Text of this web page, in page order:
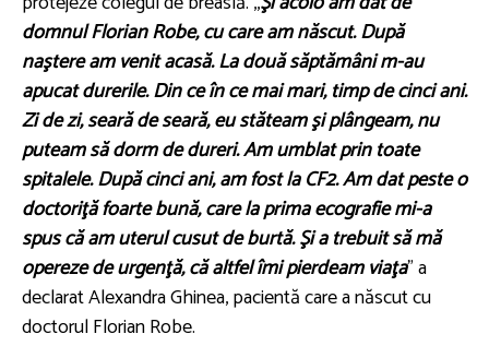
domnul Florian Robe, cu care am născut. După
naştere am venit acasă. La două săptămâni m-au
apucat durerile. Din ce în ce mai mari, timp de cinci ani.
Zi de zi, seară de seară, eu stăteam şi plângeam, nu
puteam să dorm de dureri. Am umblat prin toate
spitalele. După cinci ani, am fost la CF2. Am dat peste o
doctoriţă foarte bună, care la prima ecografie mi-a
spus că am uterul cusut de burtă. Şi a trebuit să mă
opereze de urgenţă, că altfel îmi pierdeam viaţa" a
declarat Alexandra Ghinea, pacientă care a născut cu
doctorul Florian Robe.